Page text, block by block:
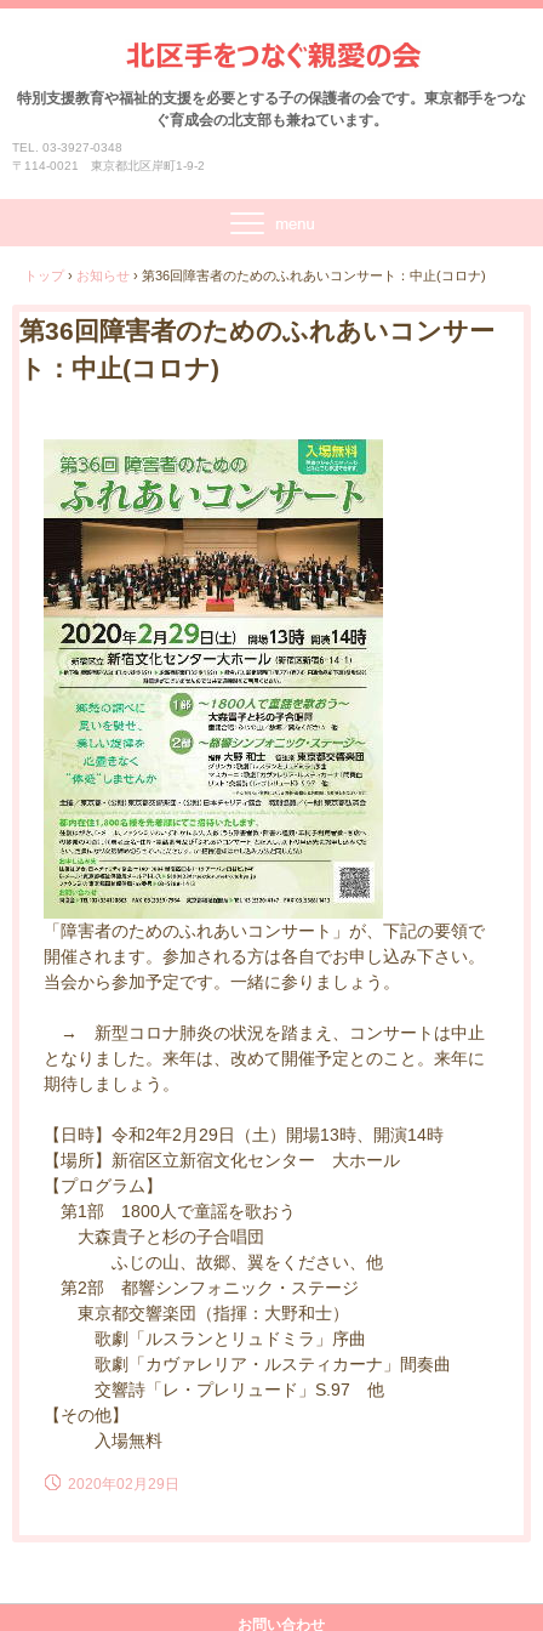
特別支援教育や福祉的支援を必要とする子の保護者の会です。東京都手をつな
ぐ育成会の北支部も兼ねています。
TEL. 03-3927-0348
〒114-0021 東京都北区岸町1-9-2
トップ › お知らせ › 第36回障害者のためのふれあいコンサート：中止(コロナ)
第36回障害者のためのふれあいコンサー
ト：中止(コロナ)
「障害者のためのふれあいコンサート」が、下記の要領で
開催されます。参加される方は各自でお申し込み下さい。
当会から参加予定です。一緒に参りましょう。
→ 新型コロナ肺炎の状況を踏まえ、コンサートは中止
となりました。来年は、改めて開催予定とのこと。来年に
期待しましょう。
【日時】令和2年2月29日（土）開場13時、開演14時
【場所】新宿区立新宿文化センター 大ホール
【プログラム】
第1部 1800人で童謡を歌おう
大森貴子と杉の子合唱団
ふじの山、故郷、翼をください、他
第2部 都響シンフォニック・ステージ
東京都交響楽団（指揮：大野和士）
歌劇「ルスランとリュドミラ」序曲
歌劇「カヴァレリア・ルスティカーナ」間奏曲
交響詩「レ・プレリュード」S.97 他
【その他】
入場無料
2020年02月29日
お問い合わせ